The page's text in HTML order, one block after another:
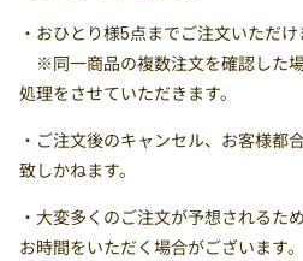
・ おひとり様5点までご注文いただけ
※同一商品の複数注文を確認した
処理をさせていただきます。
・ご注文後のキャンセル、お客様都
致しかねます。
・大変多くのご注文が予想されるた
お時間をいただく場合がございます。